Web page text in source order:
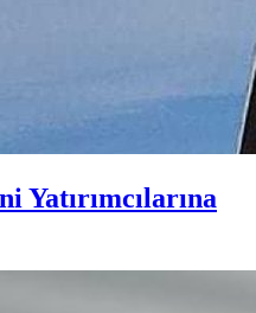
Yatırımcılarına